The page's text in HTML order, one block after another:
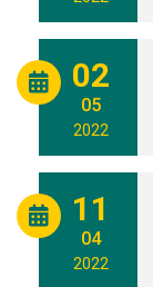
02
05
2022
11
04
2022